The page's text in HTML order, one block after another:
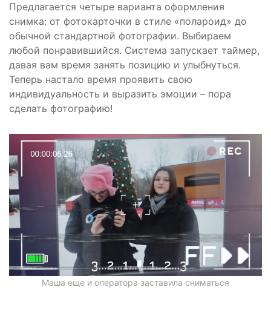
Предлагается четыре варианта оформления
снимка: от фотокарточки в стиле «полароид» до
обычной стандартной фотографии. Выбираем
любой понравившийся. Система запускает таймер,
давая вам время занять позицию и улыбнуться.
Теперь настало время проявить свою
индивидуальность и выразить эмоции – пора
сделать фотографию!
Маша еще и оператора заставила сниматься